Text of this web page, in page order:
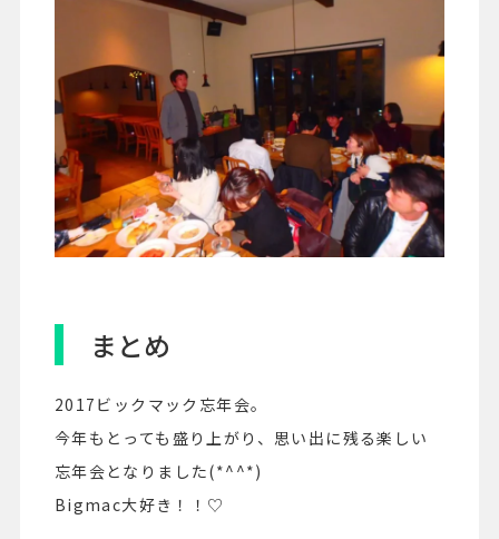
まとめ
2017ビックマック忘年会。
今年もとっても盛り上がり、思い出に残る楽しい
忘年会となりました(*^^*)
Bigmac大好き！！♡